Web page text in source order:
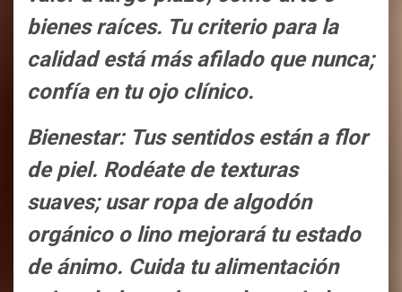
bienes raíces. Tu criterio para la
calidad está más afilado que nunca;
confía en tu ojo clínico.
Bienestar: Tus sentidos están a flor
de piel. Rodéate de texturas
suaves; usar ropa de algodón
orgánico o lino mejorará tu estado
de ánimo. Cuida tu alimentación